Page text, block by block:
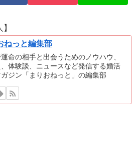
ねっと編集部
命の相手と出会うためのノウハウ、
体験談、ニュースなど発信する婚活
ジン「まりおねっと」の編集部